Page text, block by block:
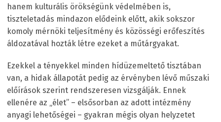
hanem kulturális örökségünk védelmében is,
tiszteletadás mindazon elődeink előtt, akik sokszor
komoly mérnöki teljesítmény és közösségi erőfeszítés
áldozatával hozták létre ezeket a műtárgyakat.
Ezekkel a tényekkel minden hídüzemeltető tisztában
van, a hidak állapotát pedig az érvényben lévő műszaki
előírások szerint rendszeresen vizsgálják. Ennek
ellenére az „élet” – elsősorban az adott intézmény
anyagi lehetőségei – gyakran mégis olyan helyzetet